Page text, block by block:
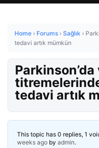
Home › Forums › Sağlık ›
tedavi artık mümkün
Parkinson’da
tedavi artık
This topic has 0 replies, 1
weeks ago by admin.